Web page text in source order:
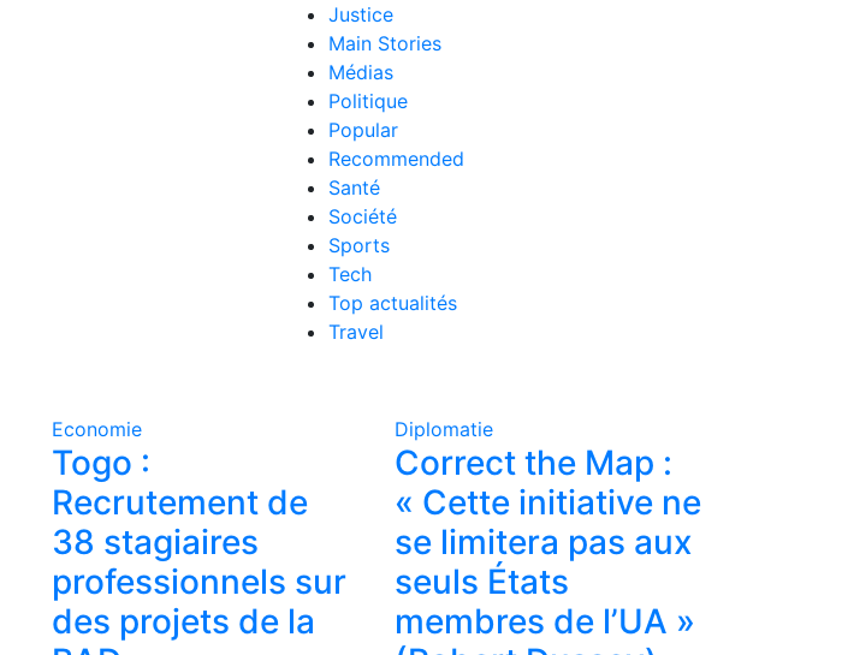
Justice
Main Stories
Médias
Politique
Popular
Recommended
Santé
Société
Sports
Tech
Top actualités
Travel
Economie
Togo :
Recrutement de
38 stagiaires
professionnels sur
des projets de la
Diplomatie
Correct the Map :
« Cette initiative ne
se limitera pas aux
seuls États
membres de l’UA »